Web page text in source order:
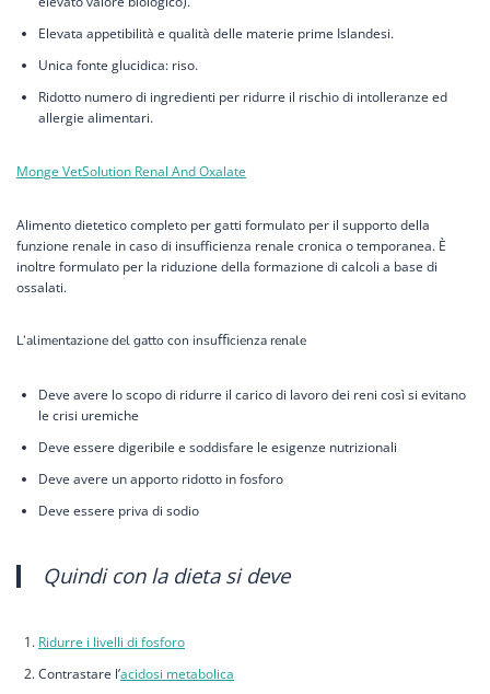
Elevata appetibilità e qualità delle materie prime Islandesi.
Unica fonte glucidica: riso.
Ridotto numero di ingredienti per ridurre il rischio di intolleranze ed
allergie alimentari.
Monge VetSolution Renal And Oxalate
Alimento dietetico completo per gatti formulato per il supporto della
funzione renale in caso di insufficienza renale cronica o temporanea. È
inoltre formulato per la riduzione della formazione di calcoli a base di
ossalati.
L’alimentazione del gatto con insuﬃcienza renale
Deve avere lo scopo di ridurre il carico di lavoro dei reni così si evitano
le crisi uremiche
Deve essere digeribile e soddisfare le esigenze nutrizionali
Deve avere un apporto ridotto in fosforo
Deve essere priva di sodio
Quindi con la dieta si deve
Ridurre i livelli di fosforo
Contrastare l’acidosi metabolica